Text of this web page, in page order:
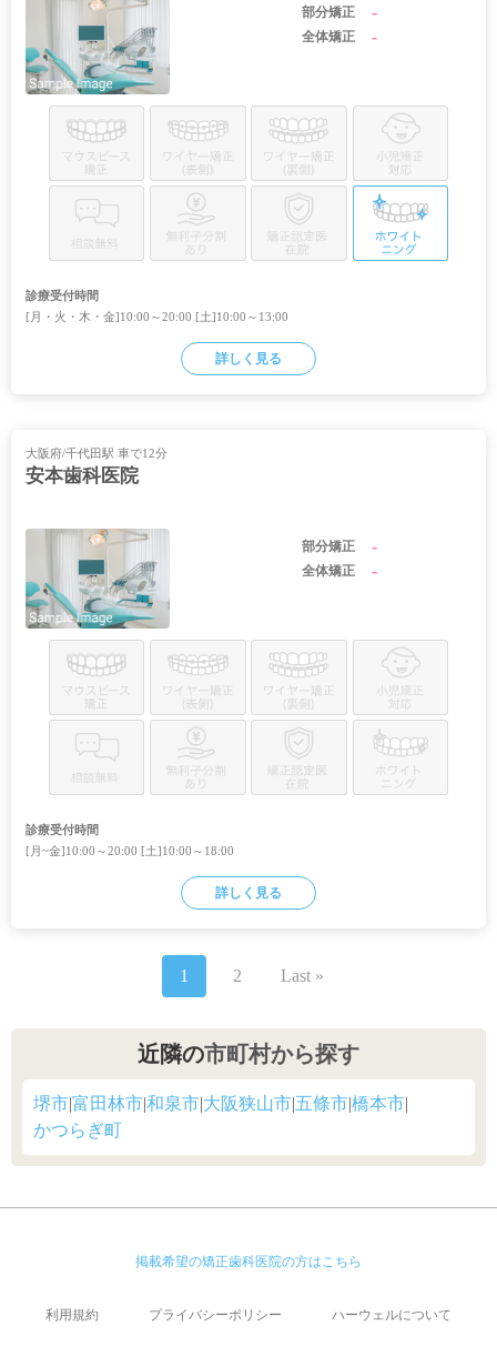
部分矯正 -
全体矯正 -
診療受付時間
[月・火・木・金]10:00～20:00 [土]10:00～13:00
詳しく見る
大阪府/千代田駅 車で12分
安本歯科医院
部分矯正 -
全体矯正 -
診療受付時間
[月~金]10:00～20:00 [土]10:00～18:00
詳しく見る
1 2 Last »
近隣の市町村から探す
堺市|富田林市|和泉市|大阪狭山市|五條市|橋本市|
かつらぎ町
掲載希望の矯正歯科医院の方はこちら
利用規約 プライバシーポリシー ハーウェルについて